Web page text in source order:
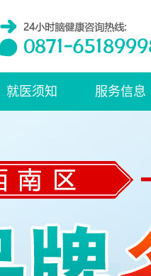
就医须知 服务信息